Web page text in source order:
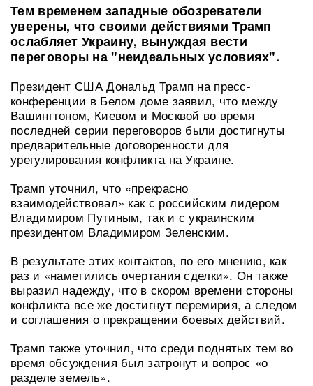
Тем временем западные обозреватели
уверены, что своими действиями Трамп
ослабляет Украину, вынуждая вести
переговоры на "неидеальных условиях".
Президент США Дональд Трамп на пресс-
конференции в Белом доме заявил, что между
Вашингтоном, Киевом и Москвой во время
последней серии переговоров были достигнуты
предварительные договоренности для
урегулирования конфликта на Украине.
Трамп уточнил, что «прекрасно
взаимодействовал» как с российским лидером
Владимиром Путиным, так и с украинским
президентом Владимиром Зеленским.
В результате этих контактов, по его мнению, как
раз и «наметились очертания сделки». Он также
выразил надежду, что в скором времени стороны
конфликта все же достигнут перемирия, а следом
и соглашения о прекращении боевых действий.
Трамп также уточнил, что среди поднятых тем во
время обсуждения был затронут и вопрос «о
разделе земель».